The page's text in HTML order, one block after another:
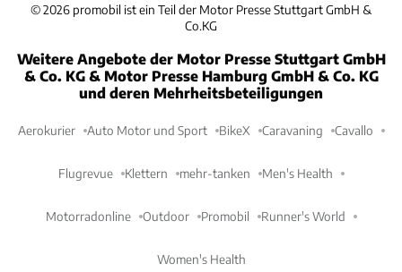
©2026 promobil ist ein Teil der Motor Presse Stuttgart GmbH &
Co.KG
Weitere Angebote der Motor Presse Stuttgart GmbH
& Co. KG & Motor Presse Hamburg GmbH & Co. KG
und deren Mehrheitsbeteiligungen
Aerokurier Auto Motor und Sport BikeX Caravaning Cavallo
Flugrevue Klettern mehr-tanken Men's Health
Motorradonline Outdoor Promobil Runner's World
Women's Health